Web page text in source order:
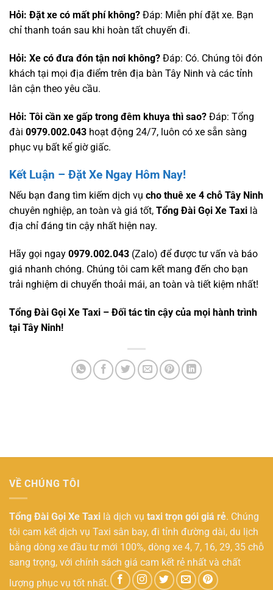
Hỏi: Đặt xe có mất phí không? Đáp: Miễn phí đặt xe. Bạn
chỉ thanh toán sau khi hoàn tất chuyến đi.
Hỏi: Xe có đưa đón tận nơi không? Đáp: Có. Chúng tôi đón
khách tại mọi địa điểm trên địa bàn Tây Ninh và các tỉnh
lân cận theo yêu cầu.
Hỏi: Tôi cần xe gấp trong đêm khuya thì sao? Đáp: Tổng
đài 0979.002.043 hoạt động 24/7, luôn có xe sẵn sàng
phục vụ bất kể giờ giấc.
Kết Luận – Đặt Xe Ngay Hôm Nay!
Nếu bạn đang tìm kiếm dịch vụ cho thuê xe 4 chỗ Tây Ninh
chuyên nghiệp, an toàn và giá tốt, Tổng Đài Gọi Xe Taxi là
địa chỉ đáng tin cậy nhất hiện nay.
Hãy gọi ngay 0979.002.043 (Zalo) để được tư vấn và báo
giá nhanh chóng. Chúng tôi cam kết mang đến cho bạn
trải nghiệm di chuyển thoải mái, an toàn và tiết kiệm nhất!
Tổng Đài Gọi Xe Taxi – Đối tác tin cậy của mọi hành trình
tại Tây Ninh!
VỀ CHÚNG TÔI
Tổng Đài Gọi Xe Taxi là dịch vụ taxi trọn gói giá rẻ. Chúng
tôi cam kết dịch vụ Taxi sân bay, đi tỉnh đường dài, du lịch
bằng dòng xe đầu tư mới 100%, dòng xe 4, 7, 16, 29, 35 chỗ
sang trọng, với chính sách giá cam kết rẻ nhất và chất
lượng phục vụ tốt nhất.